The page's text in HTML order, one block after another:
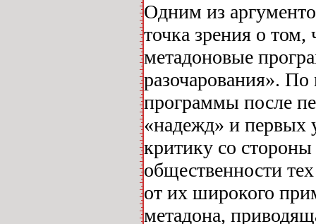
Одним из
точка зрения о
метадоновые
разочарования».
программы после
«надежд» и первых
критику со стороны
общественности
от их широкого
метадона,